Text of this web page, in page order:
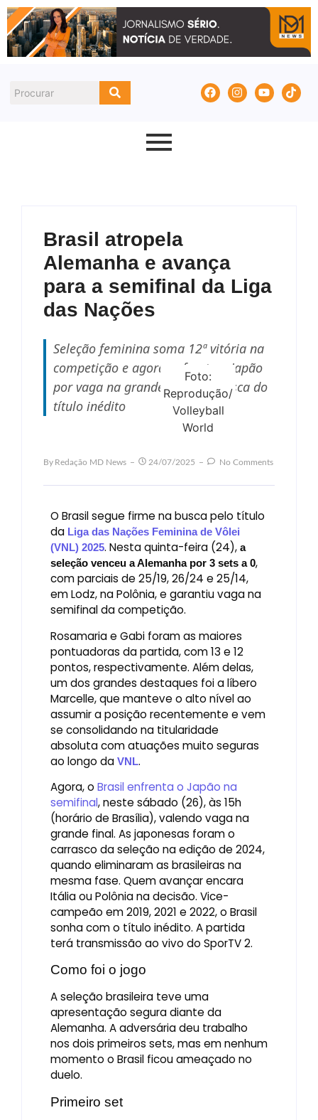
Brasil atropela
Alemanha e avança
para a semifinal da Liga
das Nações
Seleção feminina soma 12ª vitória na
competição e agora enfrenta o Japão
por vaga na grande final em busca do
título inédito
Foto:
Reprodução/
Volleyball
World
By Redação MD News 24/07/2025 No Comments
O Brasil segue firme na busca pelo título
da Liga das Nações Feminina de Vôlei
(VNL) 2025. Nesta quinta-feira (24), a
seleção venceu a Alemanha por 3 sets a 0,
com parciais de 25/19, 26/24 e 25/14,
em Lodz, na Polônia, e garantiu vaga na
semifinal da competição.
Rosamaria e Gabi foram as maiores
pontuadoras da partida, com 13 e 12
pontos, respectivamente. Além delas,
um dos grandes destaques foi a líbero
Marcelle, que manteve o alto nível ao
assumir a posição recentemente e vem
se consolidando na titularidade
absoluta com atuações muito seguras
ao longo da VNL.
Agora, o Brasil enfrenta o Japão na
semifinal, neste sábado (26), às 15h
(horário de Brasília), valendo vaga na
grande final. As japonesas foram o
carrasco da seleção na edição de 2024,
quando eliminaram as brasileiras na
mesma fase. Quem avançar encara
Itália ou Polônia na decisão. Vice-
campeão em 2019, 2021 e 2022, o Brasil
sonha com o título inédito. A partida
terá transmissão ao vivo do SporTV 2.
Como foi o jogo
A seleção brasileira teve uma
apresentação segura diante da
Alemanha. A adversária deu trabalho
nos dois primeiros sets, mas em nenhum
momento o Brasil ficou ameaçado no
duelo.
Primeiro set